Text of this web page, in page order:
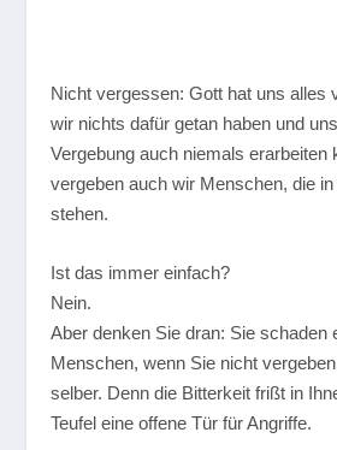
Nicht vergessen: Gott hat uns alles
wir nichts dafür getan haben und
Vergebung auch niemals erarbeiten
vergeben auch wir Menschen, die
stehen.
Ist das immer einfach?
Nein.
Aber denken Sie dran: Sie schaden
Menschen, wenn Sie nicht
selber. Denn die Bitterkeit frißt in
Teufel eine offene Tür für Angriffe.